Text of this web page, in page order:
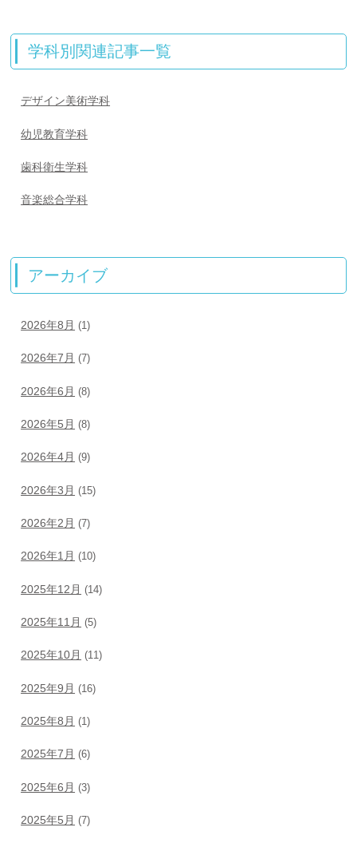
学科別関連記事一覧
デザイン美術学科
幼児教育学科
歯科衛生学科
音楽総合学科
アーカイブ
2026年8月 (1)
2026年7月 (7)
2026年6月 (8)
2026年5月 (8)
2026年4月 (9)
2026年3月 (15)
2026年2月 (7)
2026年1月 (10)
2025年12月 (14)
2025年11月 (5)
2025年10月 (11)
2025年9月 (16)
2025年8月 (1)
2025年7月 (6)
2025年6月 (3)
2025年5月 (7)